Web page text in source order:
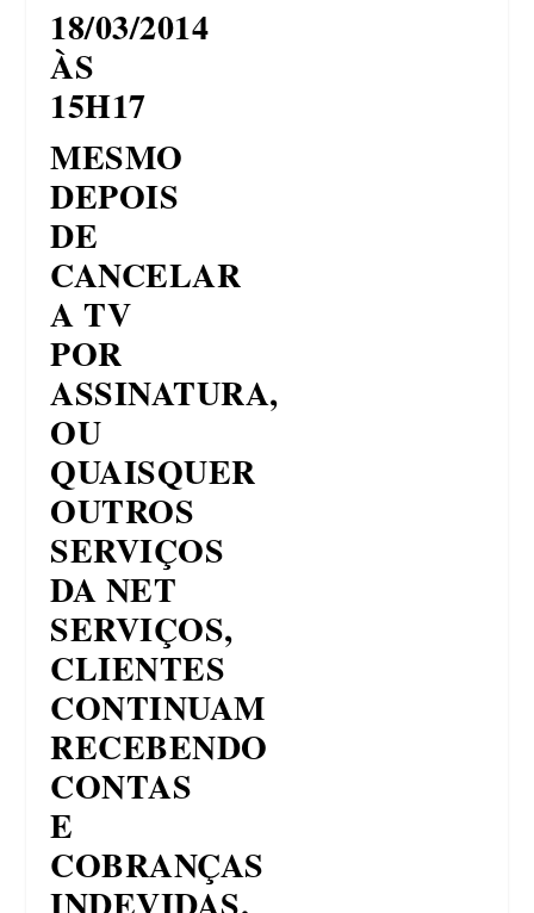
18/03/2014
ÀS
15H17
MESMO
DEPOIS
DE
CANCELAR
A TV
POR
ASSINATURA,
OU
QUAISQUER
OUTROS
SERVIÇOS
DA NET
SERVIÇOS,
CLIENTES
CONTINUAM
RECEBENDO
CONTAS
E
COBRANÇAS